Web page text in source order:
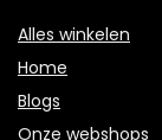
Alles winkelen
Home
Blogs
Onze webshops